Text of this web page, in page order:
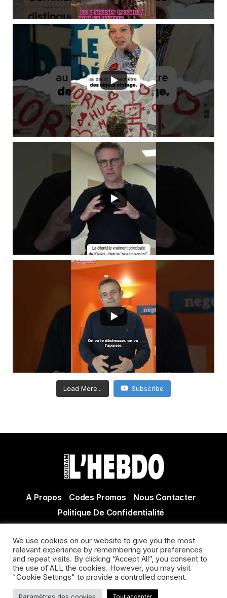
Load More... Subscribe
A Propos Codes Promos
Nous Contacter
Politique De Confidentialité
Actualité Agen - Actualité en lot et Garonne - Actualité
Villeneuve sur Lot
We use cookies on our website to give you the most
relevant experience by remembering your preferences
and repeat visits. By clicking “Accept All”, you consent to
the use of ALL the cookies. However, you may visit
"Cookie Settings" to provide a controlled consent.
Tout accepter